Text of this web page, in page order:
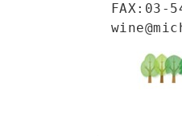
FAX:03-